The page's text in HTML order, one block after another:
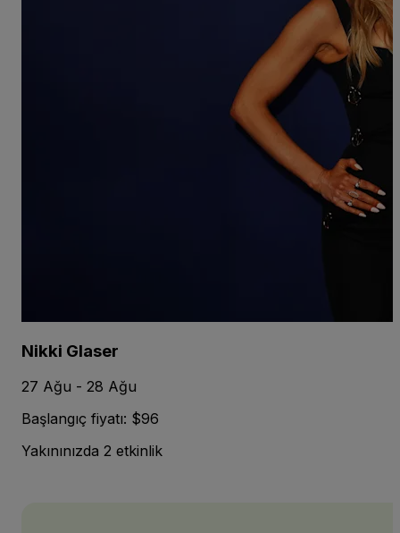
Nikki Glaser
27 Ağu - 28 Ağu
Başlangıç fiyatı: $96
Yakınınızda 2 etkinlik